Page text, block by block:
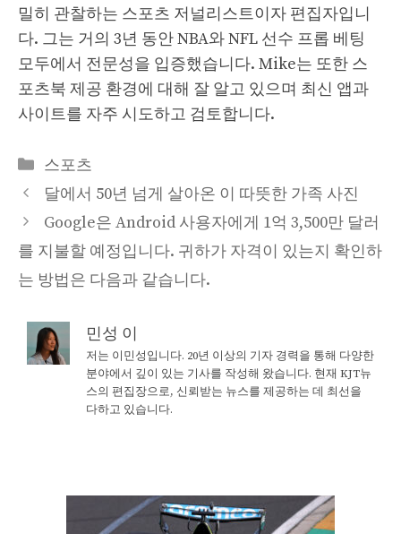
밀히 관찰하는 스포츠 저널리스트이자 편집자입니
다. 그는 거의 3년 동안 NBA와 NFL 선수 프롭 베팅
모두에서 전문성을 입증했습니다. Mike는 또한 스
포츠북 제공 환경에 대해 잘 알고 있으며 최신 앱과
사이트를 자주 시도하고 검토합니다.
Categories
스포츠
달에서 50년 넘게 살아온 이 따뜻한 가족 사진
Google은 Android 사용자에게 1억 3,500만 달러
를 지불할 예정입니다. 귀하가 자격이 있는지 확인하
는 방법은 다음과 같습니다.
민성 이
저는 이민성입니다. 20년 이상의 기자 경력을 통해 다양한
분야에서 깊이 있는 기사를 작성해 왔습니다. 현재 KJT뉴
스의 편집장으로, 신뢰받는 뉴스를 제공하는 데 최선을
다하고 있습니다.